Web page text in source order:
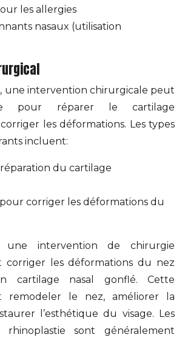
les allergies
nasaux (utilisation
une intervention chirurgicale peut
pour réparer le cartilage
les déformations. Les types
incluent:
du cartilage
corriger les déformations du
une intervention de chirurgie
corriger les déformations du nez
cartilage nasal gonflé. Cette
remodeler le nez, améliorer la
l’esthétique du visage. Les
sont généralement